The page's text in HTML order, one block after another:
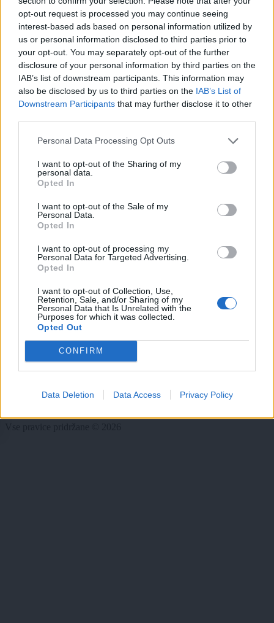
opt-out request is processed you may continue seeing
interest-based ads based on personal information utilized by
us or personal information disclosed to third parties prior to
your opt-out. You may separately opt-out of the further
disclosure of your personal information by third parties on the
IAB’s list of downstream participants. This information may
also be disclosed by us to third parties on the IAB’s List of
Downstream Participants that may further disclose it to other
Personal Data Processing Opt Outs
I want to opt-out of the Sharing of my
personal data.
Opted In
I want to opt-out of the Sale of my
Personal Data.
Opted In
I want to opt-out of processing my
Personal Data for Targeted Advertising.
Opted In
I want to opt-out of Collection, Use,
Retention, Sale, and/or Sharing of my
Personal Data that Is Unrelated with the
Purposes for which it was collected.
Opted Out
CONFIRM
Data Deletion Data Access Privacy Policy
Moji Mediji d.o.o.
sobotainfo.com•mariborinfo.com•ptujinfo.com•pomurec.com
dolenjskainfo.com•ljubljanainfo.com•gorenjskainfo.com•
tvidea.si
Vse pravice pridržane © 2026
Tematike
Lokalno
Svet
Politika
Gospodarstvo
Zdravje
Šport
Kultura
Scena
Zadnje novice
Dogodki
Igre
Forum
Oglaševanje
Prijavi se na cajtng